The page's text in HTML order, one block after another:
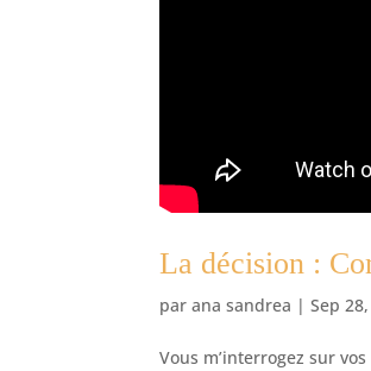
La décision :
parana sandrea |Sep
Vous m’interrogez sur